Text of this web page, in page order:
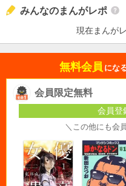
みんなのまんがレポ
現在まんが
無料会員 にな
会員限定無料
会員登
＼この他にも会